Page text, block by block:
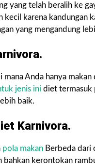
yang telah beralih ke
kecil karena kandungan
yang mengandung
mana Anda hanya
jenis ini diet termasuk
baik.
Karnivora.
pola makan Berbeda dari
bahkan kerontokan